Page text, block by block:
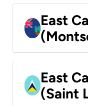
East
East
(Saint